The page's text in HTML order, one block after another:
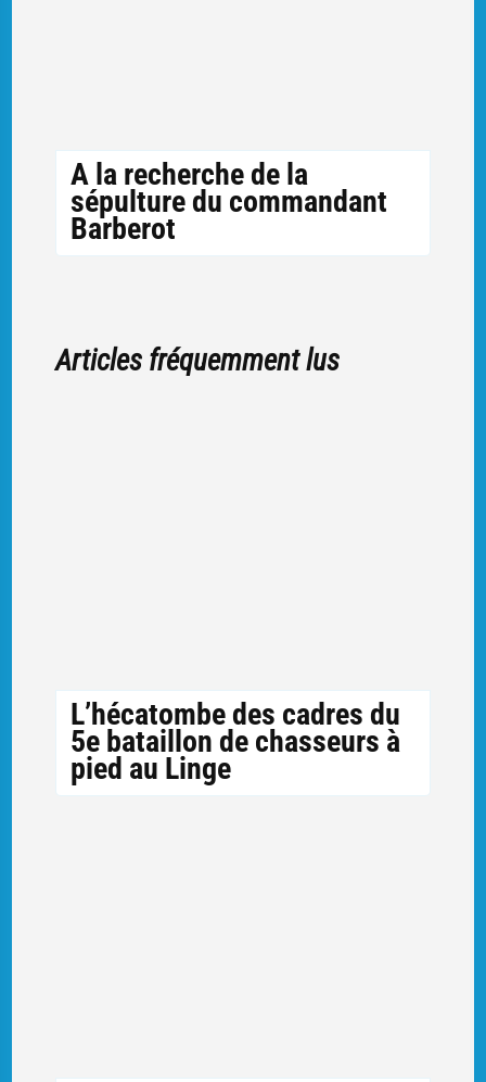
A la recherche de la
sépulture du commandant
Barberot
Articles fréquemment lus
L’hécatombe des cadres du
5e bataillon de chasseurs à
pied au Linge